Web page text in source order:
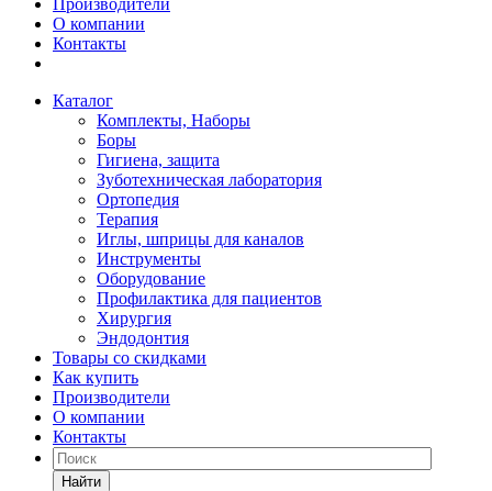
Производители
О компании
Контакты
Каталог
Комплекты, Наборы
Боры
Гигиена, защита
Зуботехническая лаборатория
Ортопедия
Терапия
Иглы, шприцы для каналов
Инструменты
Оборудование
Профилактика для пациентов
Хирургия
Эндодонтия
Товары со скидками
Как купить
Производители
О компании
Контакты
Найти